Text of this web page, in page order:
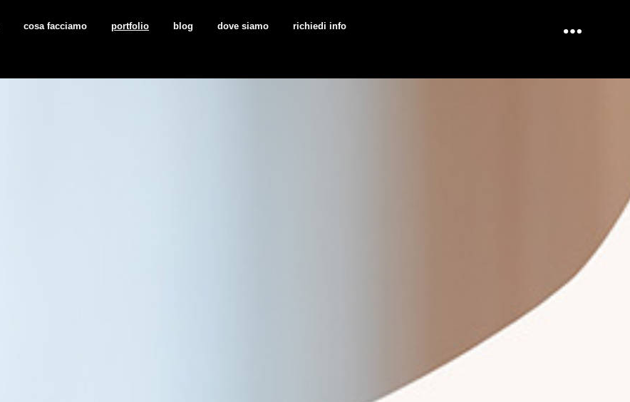
cosa facciamo portfolio blog dove siamo richiedi info